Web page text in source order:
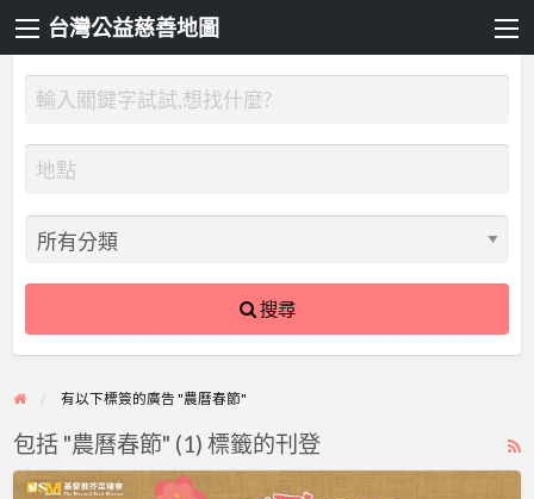
台灣公益慈善地圖
搜尋
有以下標簽的廣告 "農曆春節"
包括 "農曆春節" (1) 標籤的刊登
新